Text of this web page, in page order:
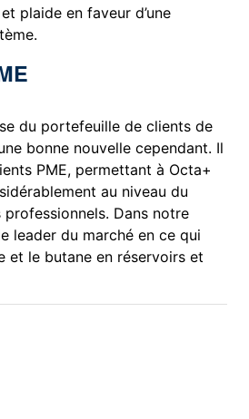
plaide en faveur d’une
du portefeuille de clients de
bonne nouvelle cependant. Il
PME, permettant à Octa+
au niveau du
Dans notre
leader du marché en ce qui
et le butane en réservoirs et